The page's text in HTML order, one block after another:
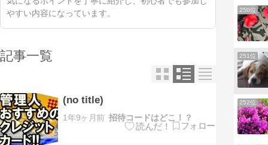
やすい内容になっています。
記事一覧
(no title)
1年9ヶ月前 招待コードはどこ！？
250位
251位
252位